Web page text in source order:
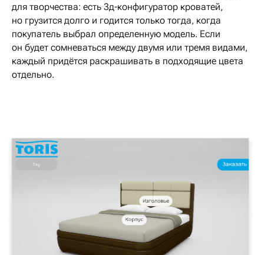
для творчества: есть 3д-конфигуратор кроватей,
но грузится долго и годится только тогда, когда
покупатель выбрал определенную модель. Если
он будет сомневаться между двумя или тремя видами,
каждый придётся раскрашивать в подходящие цвета
отдельно.